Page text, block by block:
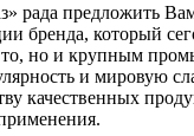
рада предложить
бренда, который
но и крупным
и мировую
качественных